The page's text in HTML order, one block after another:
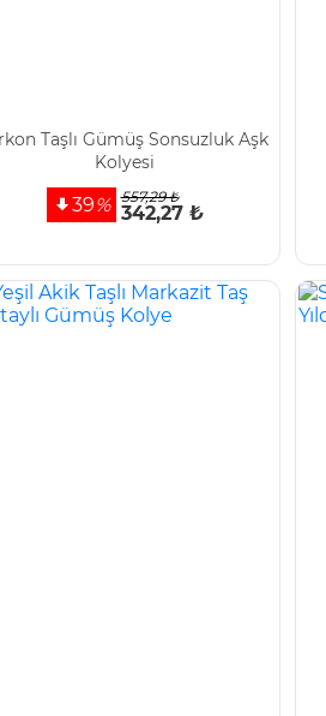
Taşlı Gümüş Sonsuzluk Aşk
Kolyesi
39% 557,29 ₺
342,27 ₺